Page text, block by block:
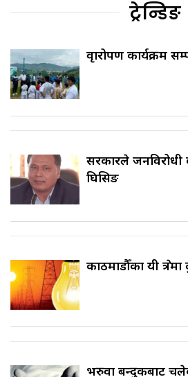
ट्रेन्डिङ
वृक्षारोपण कार्यक्रम
सरकारले जनविरोधी
घिसिङ
काठमाडौँका यी
भरुवा बन्दुकबाट